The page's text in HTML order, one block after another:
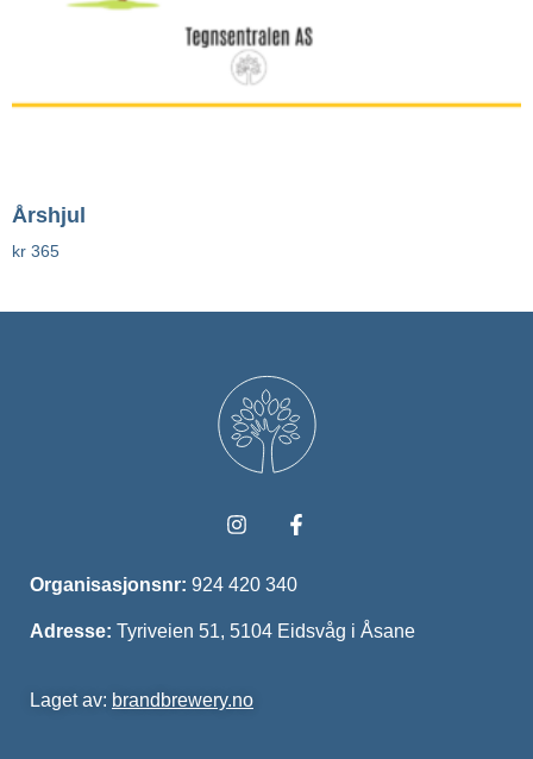
Årshjul
kr 365
Organisasjonsnr: 924 420 340
Adresse: Tyriveien 51, 5104 Eidsvåg i Åsane
Laget av: brandbrewery.no